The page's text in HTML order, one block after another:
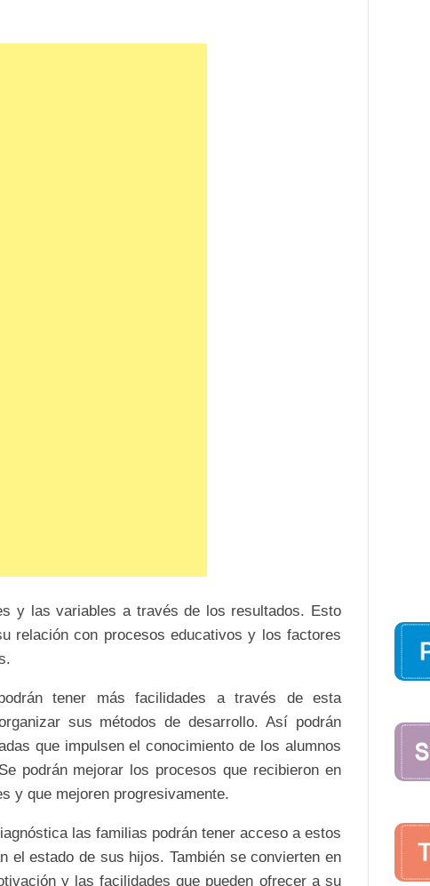
y las variables a través de los resultados. Esto
relación con procesos educativos y los factores
tener más facilidades a través de esta
sus métodos de desarrollo. Así podrán
que impulsen el conocimiento de los alumnos
podrán mejorar los procesos que recibieron en
y que mejoren progresivamente.
las familias podrán tener acceso a estos
el estado de sus hijos. También se convierten en
y las facilidades que pueden ofrecer a su